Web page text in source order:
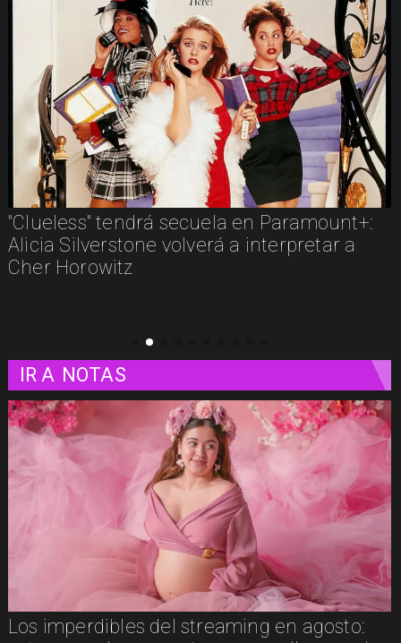
a
Los imperdibles del streaming en
estos son algunos estrenos que
plataformas
IR A NOTAS
Los imperdibles del streaming en agosto: